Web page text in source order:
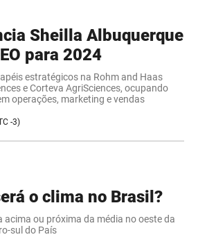
Sheilla Albuquerque
para 2024
estratégicos na Rohm and Haas
e Corteva AgriSciences, ocupando
operações, marketing e vendas
-3)
o clima no Brasil?
acima ou próxima da média no oeste da
sul do País